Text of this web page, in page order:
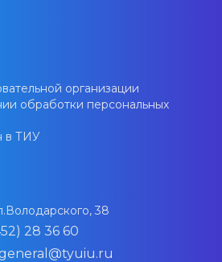
организации
обработки персональных
в ТИУ
38
28 36 60